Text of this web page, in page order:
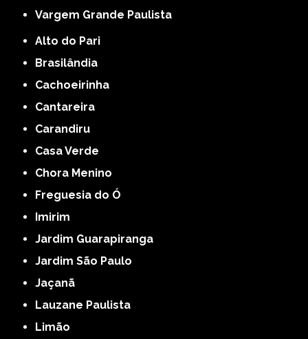
Vargem Grande Paulista
Alto do Pari
Brasilândia
Cachoeirinha
Cantareira
Carandiru
Casa Verde
Chora Menino
Freguesia do Ó
Imirim
Jardim Guarapiranga
Jardim São Paulo
Jaçanã
Lauzane Paulista
Limão